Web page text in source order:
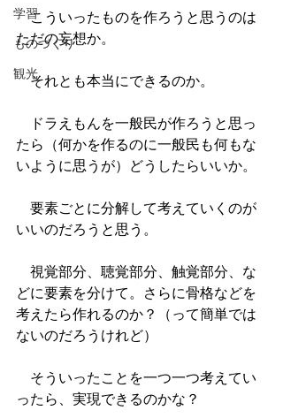
学習
ものづくり
観光
こういったものを作ろうと思うのは
ただの妄想か。
それとも本当にできるのか。
ドラえもんを一般民が作ろうと思っ
たら（何かを作るのに一般民も何もな
いように思うが）どうしたらいいか。
要素ごとに分解して考えていくのが
いいのだろうと思う。
視覚部分、聴覚部分、触覚部分、な
どに要素を分けて。さらに骨格などを
考えたら作れるのか？（って簡単では
ないのだろうけれど）
そういったことを一つ一つ考えてい
ったら、実現できるのかな？